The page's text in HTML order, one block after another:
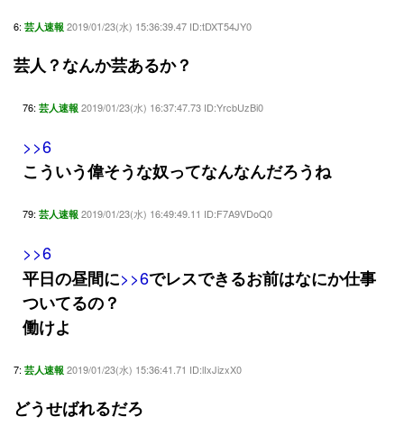
6: 芸人速報 2019/01/23(水) 15:36:39.47 ID:tDXT54JY0
芸人？なんか芸あるか？
76: 芸人速報 2019/01/23(水) 16:37:47.73 ID:YrcbUzBi0
>>6
こういう偉そうな奴ってなんなんだろうね
79: 芸人速報 2019/01/23(水) 16:49:49.11 ID:F7A9VDoQ0
>>6
平日の昼間に>>6でレスできるお前はなにか仕事
ついてるの？
働けよ
7: 芸人速報 2019/01/23(水) 15:36:41.71 ID:lIxJizxX0
どうせばれるだろ